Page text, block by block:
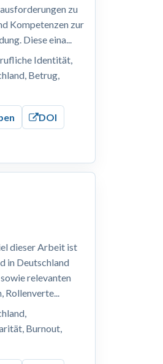
zu
Kompetenzen zur
Diese eina...
Identität,
Betrug,
DOI
dieser Arbeit ist
in Deutschland
relevanten
Rollenverte...
Burnout,